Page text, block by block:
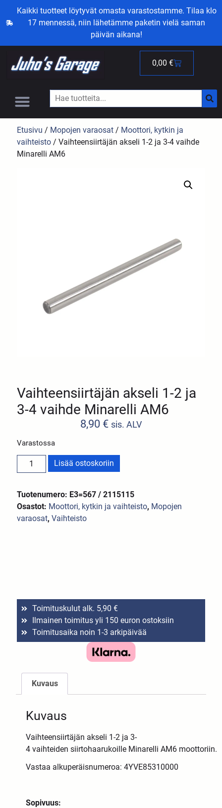
Kaikki tuotteet löytyvät omasta varastostamme. Tilaa klo
17 mennessä, niin lähetämme paketin vielä saman
päivän aikana!
0,00 €
Etusivu / Mopojen varaosat / Moottori, kytkin ja
vaihteisto / Vaihteensiirtäjän akseli 1-2 ja 3-4 vaihde
Minarelli AM6
Vaihteensiirtäjän akseli 1-2 ja
3-4 vaihde Minarelli AM6
8,90 € sis. ALV
Varastossa
Lisää ostoskoriin
Tuotenumero: E3=567 / 2115115
Osastot: Moottori, kytkin ja vaihteisto, Mopojen
varaosat,Vaihteisto
Toimituskulut alk. 5,90 €
Ilmainen toimitus yli 150 euron ostoksiin
Toimitusaika noin 1-3 arkipäivää
Kuvaus
Kuvaus
Vaihteensiirtäjän akseli 1-2 ja 3-
4vaihteiden siirtohaarukoille Minarelli AM6 moottoriin.
Vastaa alkuperäisnumeroa: 4YVE85310000
Sopivuus: